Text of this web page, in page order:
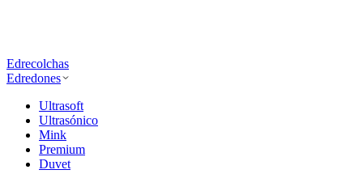
Edrecolchas
Edredones
Ultrasoft
Ultrasónico
Mink
Premium
Duvet